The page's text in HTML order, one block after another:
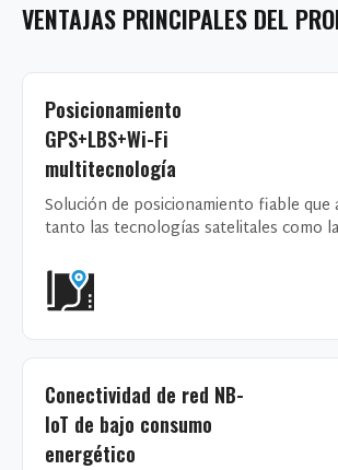
VENTAJAS PRINCIPALES DEL
Posicionamiento
GPS+LBS+Wi-Fi
multitecnología
Solución de posicionamiento fiable que
tanto las tecnologías satelitales como
Conectividad de red NB-
IoT de bajo consumo
energético